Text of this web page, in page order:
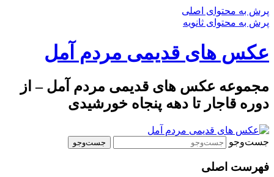
پرش به محتوای اصلی
پرش به محتوای ثانویه
عکس های قدیمی مردم آمل
مجموعه عکس های قدیمی مردم آمل – از
دوره قاجار تا دهه پنجاه خورشیدی
جست‌وجو
فهرست اصلی